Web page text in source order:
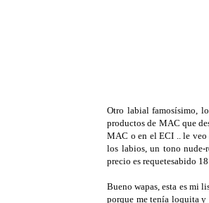
Otro labial famosísimo,
productos de MAC que
MAC o en el ECI .. le veo
los labios, un tono nude-
precio es requetesabido
Bueno wapas, esta es mi
porque me tenía loquita y